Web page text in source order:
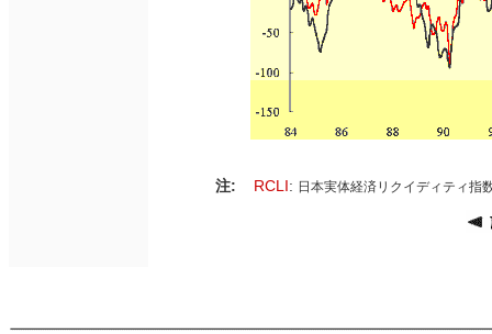
注: RCLI: 日本実体経済リクイディティ指